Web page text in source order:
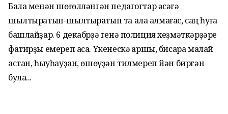
Бала менән шөғөлләнгән педагогтар әсәгә
шылтыратып-шылтыратып та ала алмағас, саң һуға
башлайҙар. 6 декабрҙә генә полиция хеҙмәткәрҙәре
фатирҙы емереп аса. Үкенескә ҡаршы, бисара малай
астан, һыуһауҙан, өшөүҙән тилмереп йән биргән
була...